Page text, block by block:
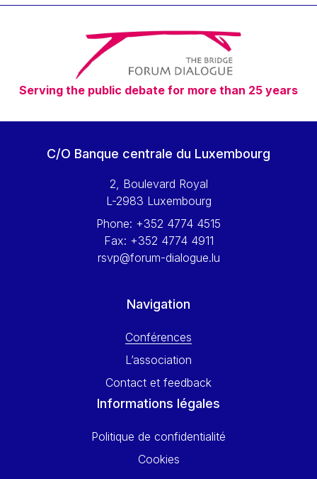
Timothy Radcliffe
Vaclav Klaus
Vassilios Skouris
Vítor Manuel da Silva Caldeira
Viviane Reding
Walter Hagg
Wolfgang Ketterle
Yossi Beillin
Yves FRANCHET
Serving the public debate for more than 25 years
C/O Banque centrale du Luxembourg
2, Boulevard Royal
L-2983 Luxembourg
Phone: +352 4774 4515
Fax: +352 4774 4911
rsvp@forum-dialogue.lu
Navigation
Conférences
L’association
Contact et feedback
Informations légales
Politique de confidentialité
Cookies